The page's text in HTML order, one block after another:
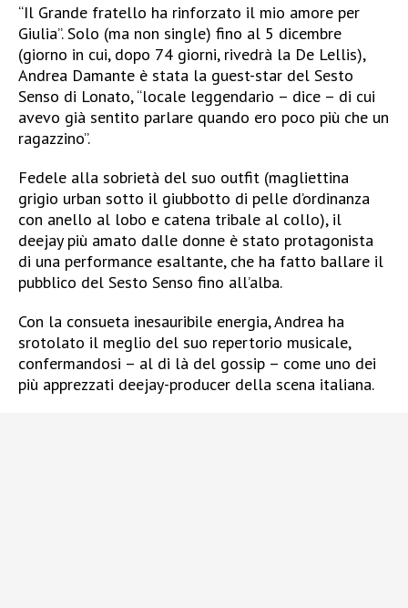
“Il Grande fratello ha rinforzato il mio amore per
Giulia”.Solo (ma non single) fino al 5 dicembre
(giorno in cui, dopo 74 giorni, rivedrà la De Lellis),
Andrea Damante è stata la guest-star del Sesto
Senso di Lonato, “locale leggendario – dice – di cui
avevo già sentito parlare quando ero poco più che un
ragazzino”.
Fedele alla sobrietà del suo outfit (magliettina
grigio urban sotto il giubbotto di pelle d’ordinanza
con anello al lobo e catena tribale al collo), il
deejay più amato dalle donne è stato protagonista
di una performance esaltante, che ha fatto ballare il
pubblico del Sesto Senso fino all’alba.
Con la consueta inesauribile energia, Andrea ha
srotolato il meglio del suo repertorio musicale,
confermandosi – al di là del gossip – come uno dei
più apprezzati deejay-producer della scena italiana.